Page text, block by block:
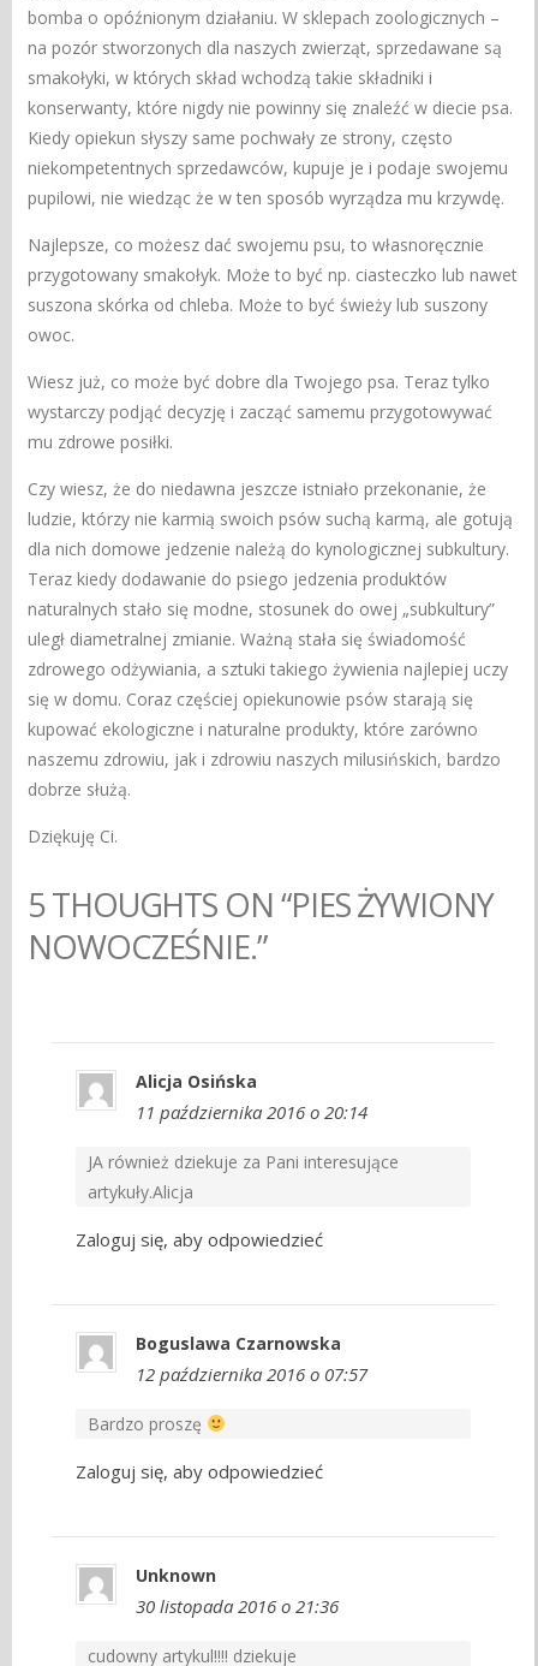
bomba o opóźnionym działaniu. W sklepach zoologicznych –
na pozór stworzonych dla naszych zwierząt, sprzedawane są
smakołyki, w których skład wchodzą takie składniki i
konserwanty, które nigdy nie powinny się znaleźć w diecie psa.
Kiedy opiekun słyszy same pochwały ze strony, często
niekompetentnych sprzedawców, kupuje je i podaje swojemu
pupilowi, nie wiedząc że w ten sposób wyrządza mu krzywdę.
Najlepsze, co możesz dać swojemu psu, to własnoręcznie
przygotowany smakołyk. Może to być np. ciasteczko lub nawet
suszona skórka od chleba. Może to być świeży lub suszony
owoc.
Wiesz już, co może być dobre dla Twojego psa. Teraz tylko
wystarczy podjąć decyzję i zacząć samemu przygotowywać
mu zdrowe posiłki.
Czy wiesz, że do niedawna jeszcze istniało przekonanie, że
ludzie, którzy nie karmią swoich psów suchą karmą, ale gotują
dla nich domowe jedzenie należą do kynologicznej subkultury.
Teraz kiedy dodawanie do psiego jedzenia produktów
naturalnych stało się modne, stosunek do owej „subkultury”
uległ diametralnej zmianie. Ważną stała się świadomość
zdrowego odżywiania, a sztuki takiego żywienia najlepiej uczy
się w domu. Coraz częściej opiekunowie psów starają się
kupować ekologiczne i naturalne produkty, które zarówno
naszemu zdrowiu, jak i zdrowiu naszych milusińskich, bardzo
dobrze służą.
Dziękuję Ci.
5 THOUGHTS ON “PIES ŻYWIONY
NOWOCZEŚNIE.”
Alicja Osińska
11 października 2016 o 20:14
JA również dziekuje za Pani interesujące
artykuły.Alicja
Zaloguj się, aby odpowiedzieć
Boguslawa Czarnowska
12 października 2016 o 07:57
Bardzo proszę
Zaloguj się, aby odpowiedzieć
Unknown
30 listopada 2016 o 21:36
cudowny artykul!!!! dziekuje